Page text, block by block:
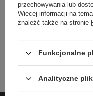
przechowywania lub
Więcej informacji na
znaleźć także na stronie
Funkcjonalne
Analityczne